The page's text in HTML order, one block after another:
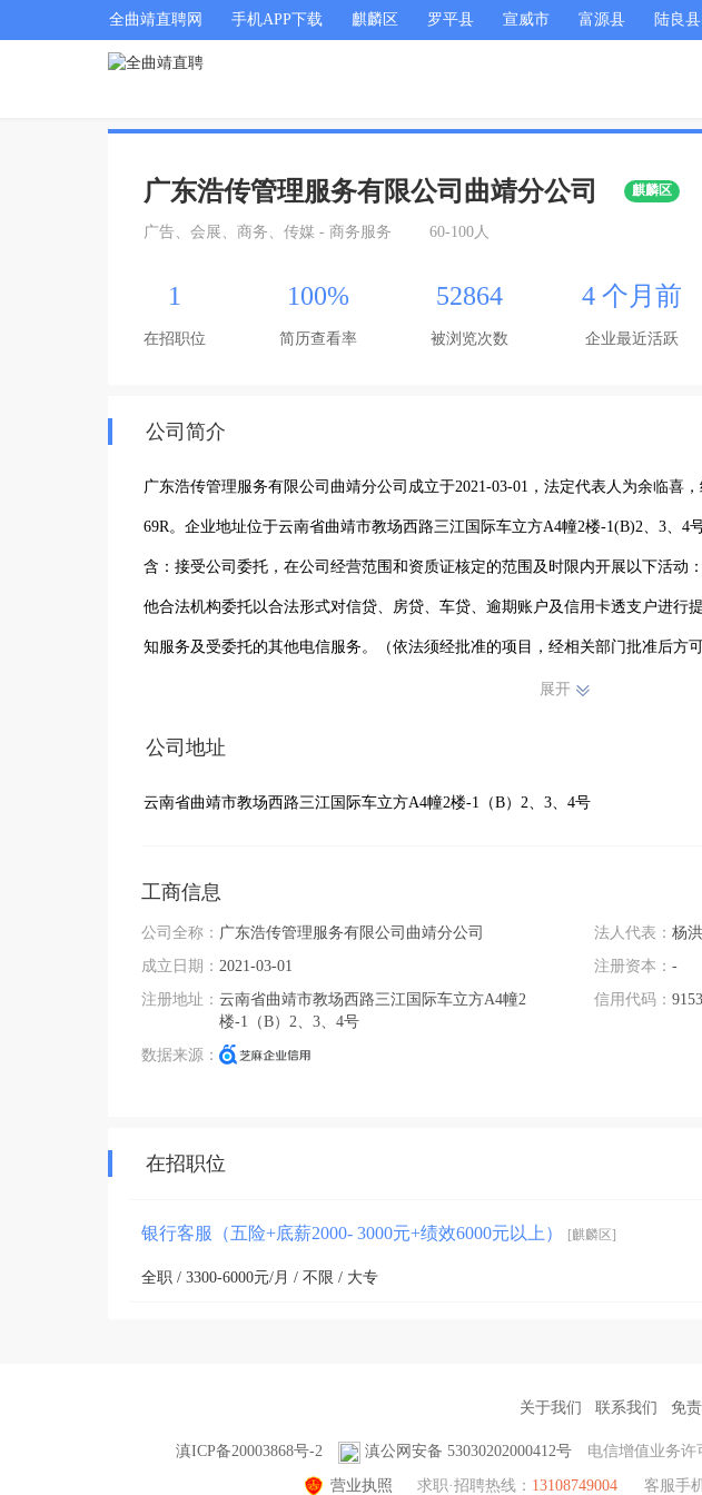
全曲靖直聘网 手机APP下载 麒麟区 罗平县 宣威市 富源县 陆良县
广东浩传管理服务有限公司曲靖分公司 麒麟区
广告、会展、商务、传媒 - 商务服务 60-100人
1
在招职位
100%
简历查看率
52864
被浏览次数
4 个月前
企业最近活跃
公司简介
广东浩传管理服务有限公司曲靖分公司成立于2021-03-01，法定代表人为余临喜
69R。企业地址位于云南省曲靖市教场西路三江国际车立方A4幢2楼-1(B)2、3、4
含：接受公司委托，在公司经营范围和资质证核定的范围及时限内开展以下活动
他合法机构委托以合法形式对信贷、房贷、车贷、逾期账户及信用卡透支户进行
知服务及受委托的其他电信服务。（依法须经批准的项目，经相关部门批准后方
限公司曲靖分公司目前的经营状态为存续（在营、开业、在册）
展开
公司地址
云南省曲靖市教场西路三江国际车立方A4幢2楼-1（B）2、3、4号
工商信息
公司全称： 广东浩传管理服务有限公司曲靖分公司
成立日期： 2021-03-01
注册地址： 云南省曲靖市教场西路三江国际车立方A4幢2
楼-1（B）2、3、4号
数据来源：
法人代表： 杨
注册资本： -
信用代码：
在招职位
银行客服（五险+底薪2000- 3000元+绩效6000元以上） [麒麟区]
全职 / 3300-6000元/月 / 不限 / 大专
关于我们 联系我们 免
滇ICP备20003868号-2 滇公网安备 53030202000412号 电信增值业务许
营业执照 求职·招聘热线： 13108749004 客服手